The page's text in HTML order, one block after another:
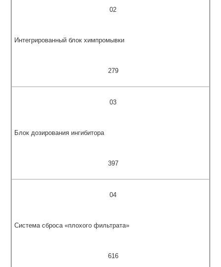
02
Интегрированный блок химпромывки
279
03
Блок дозирования ингибитора
397
04
Система сброса «плохого фильтрата»
616